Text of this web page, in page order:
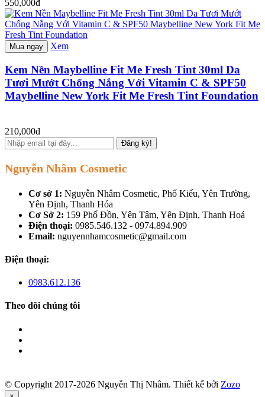
550,000đ
Mua ngay Xem
Kem Nền Maybelline Fit Me Fresh Tint 30ml Da
Tươi Mướt Chống Nắng Với Vitamin C & SPF50
Maybelline New York Fit Me Fresh Tint Foundation
210,000đ
Đăng ký!
Nguyễn Nhâm Cosmetic
Cơ sở 1: Nguyễn Nhâm Cosmetic, Phố Kiểu, Yên Trường,
Yên Định, Thanh Hóa
Cơ Sở 2: 159 Phố Đồn, Yên Tâm, Yên Định, Thanh Hoá
Điện thoại: 0985.546.132 - 0974.894.909
Email: nguyennhamcosmetic@gmail.com
Điện thoại:
0983.612.136
Theo dõi chúng tôi
© Copyright 2017-2026 Nguyễn Thị Nhâm. Thiết kế bởi Zozo